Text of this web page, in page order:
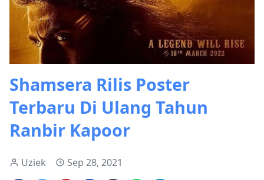
Shamsera Rilis Poster
Terbaru Di Ulang Tahun
Ranbir Kapoor
Uziek Sep 28, 2021